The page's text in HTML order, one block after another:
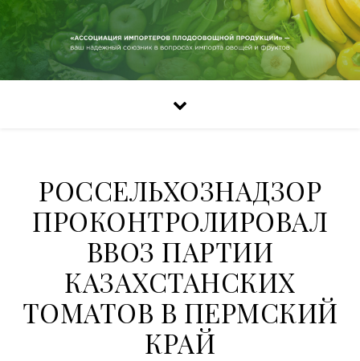
РОССЕЛЬХОЗНАДЗОР
ПРОКОНТРОЛИРОВАЛ
ВВОЗ ПАРТИИ
КАЗАХСТАНСКИХ
ТОМАТОВ В ПЕРМСКИЙ
КРАЙ